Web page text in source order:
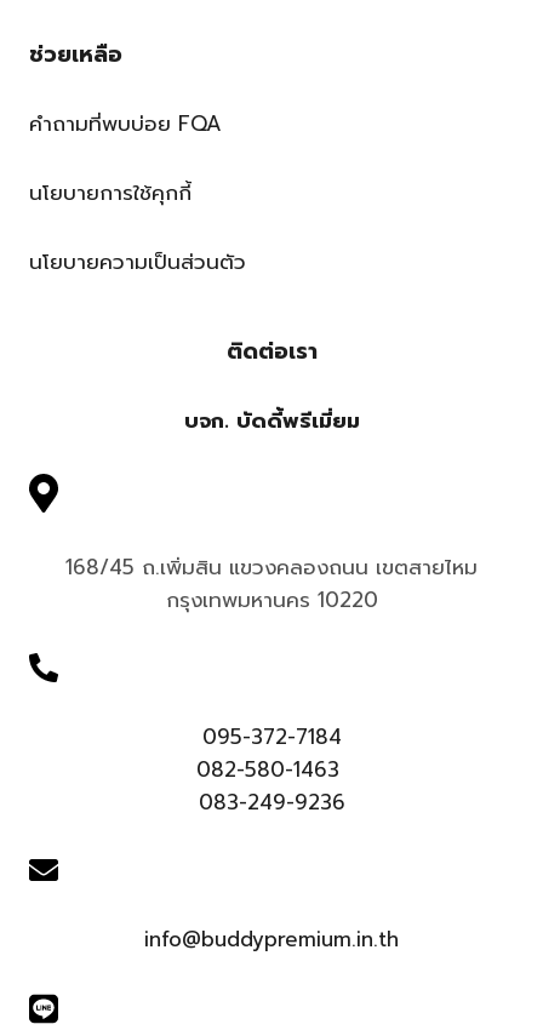
ช่วยเหลือ
คำถามที่พบบ่อย FQA
นโยบายการใช้คุกกี้
นโยบายความเป็นส่วนตัว
ติดต่อเรา
บจก. บัดดี้พรีเมี่ยม
168/45 ถ.เพิ่มสิน แขวงคลองถนน เขตสายไหม
กรุงเทพมหานคร 10220
095-372-7184
082-580-1463
083-249-9236
info@buddypremium.in.th